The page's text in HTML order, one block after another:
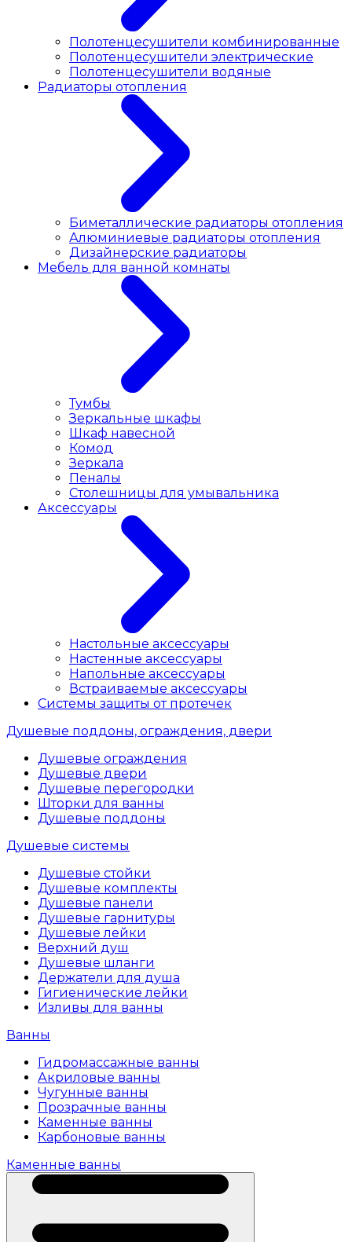
Полотенцесушители комбинированные
Полотенцесушители электрические
Полотенцесушители водяные
Радиаторы отопления
Биметаллические радиаторы отопления
Алюминиевые радиаторы отопления
Дизайнерские радиаторы
Мебель для ванной комнаты
Тумбы
Зеркальные шкафы
Шкаф навесной
Комод
Зеркала
Пеналы
Столешницы для умывальника
Аксессуары
Настольные аксессуары
Настенные аксессуары
Напольные аксессуары
Встраиваемые аксессуары
Системы защиты от протечек
Душевые поддоны, ограждения, двери
Душевые ограждения
Душевые двери
Душевые перегородки
Шторки для ванны
Душевые поддоны
Душевые системы
Душевые стойки
Душевые комплекты
Душевые панели
Душевые гарнитуры
Душевые лейки
Верхний душ
Душевые шланги
Держатели для душа
Гигиенические лейки
Изливы для ванны
Ванны
Гидромассажные ванны
Акриловые ванны
Чугунные ванны
Прозрачные ванны
Каменные ванны
Карбоновые ванны
Каменные ванны